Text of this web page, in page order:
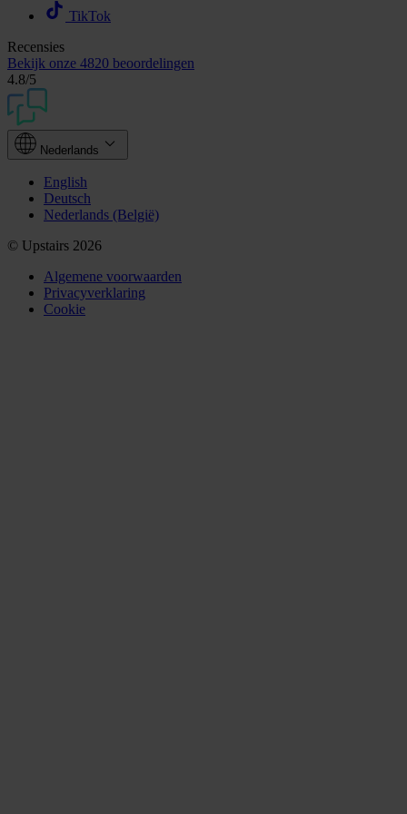
TikTok
Recensies
Bekijk onze 4820 beoordelingen
4.8/5
Nederlands
English
Deutsch
Nederlands (België)
© Upstairs 2026
Algemene voorwaarden
Privacyverklaring
Cookie